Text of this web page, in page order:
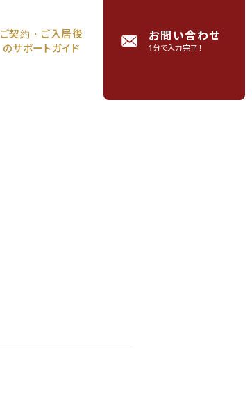
ご契約・ご入居後
のサポートガイド
お問い合わせ
1分で入力完了！